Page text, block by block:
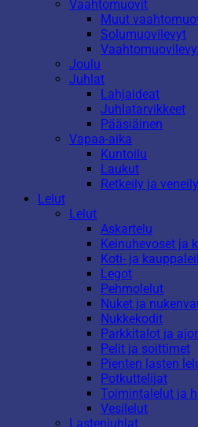
Vaahtomuovit
Muut
Solumuovilevyt
Joulu
Juhlat
Lahjaideat
Juhlatarvikkeet
Pääsiäinen
Vapaa-aika
Kuntoilu
Laukut
Retkeily ja veneily
Lelut
Lelut
Askartelu
Keinuhevoset ja
Koti- ja
Legot
Pehmolelut
Nuket ja
Nukkekodit
Parkkitalot ja
Pelit ja soittimet
Pienten lasten
Potkuttelijat
Toimintalelut ja
Vesilelut
Lastenjuhlat